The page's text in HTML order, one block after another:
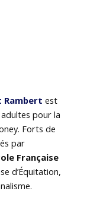
Rambert est
pour la
Forts de
par
Française
d’Équitation,